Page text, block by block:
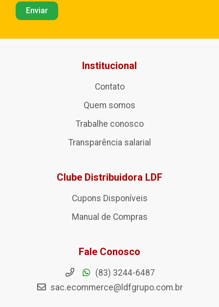
Institucional
Contato
Quem somos
Trabalhe conosco
Transparência salarial
Clube Distribuidora LDF
Cupons Disponíveis
Manual de Compras
Fale Conosco
(83) 3244-6487
sac.ecommerce@ldfgrupo.com.br